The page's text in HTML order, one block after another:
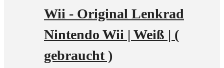
Wii - Original Lenkrad
Nintendo Wii | Weiß | (
gebraucht )